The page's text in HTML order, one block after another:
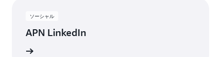
ソーシャル
APN LinkedIn